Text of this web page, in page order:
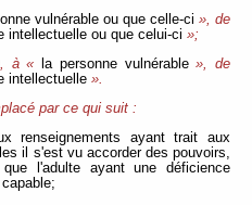
vulnérable ou que celle-ci », de
intellectuelle ou que celui-ci»;
à « la personne vulnérable», de
intellectuelle».
par ce qui suit :
renseignements ayant trait aux
il s'est vu accorder des pouvoirs,
l'adulte ayant une déficience